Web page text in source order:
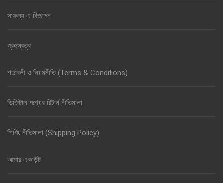
সাফল্য এ বিজ্ঞাপন
গ্রহস্বত্ব
শর্তাবলী ও নিয়মনীতি (Terms & Conditions)
ডিজিটাল পণ্যের রিটার্ন নীতিমালা
শিপিং নীতিমালা (Shipping Policy)
আমার একাউন্ট